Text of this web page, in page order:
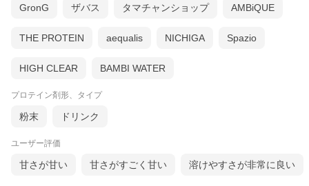
GronG ザバス タマチャンショップ AMBiQUE
THE PROTEIN aequalis NICHIGA Spazio
HIGH CLEAR BAMBI WATER
プロテイン剤形、タイプ
粉末 ドリンク
ユーザー評価
甘さが甘い 甘さがすごく甘い 溶けやすさが非常に良い